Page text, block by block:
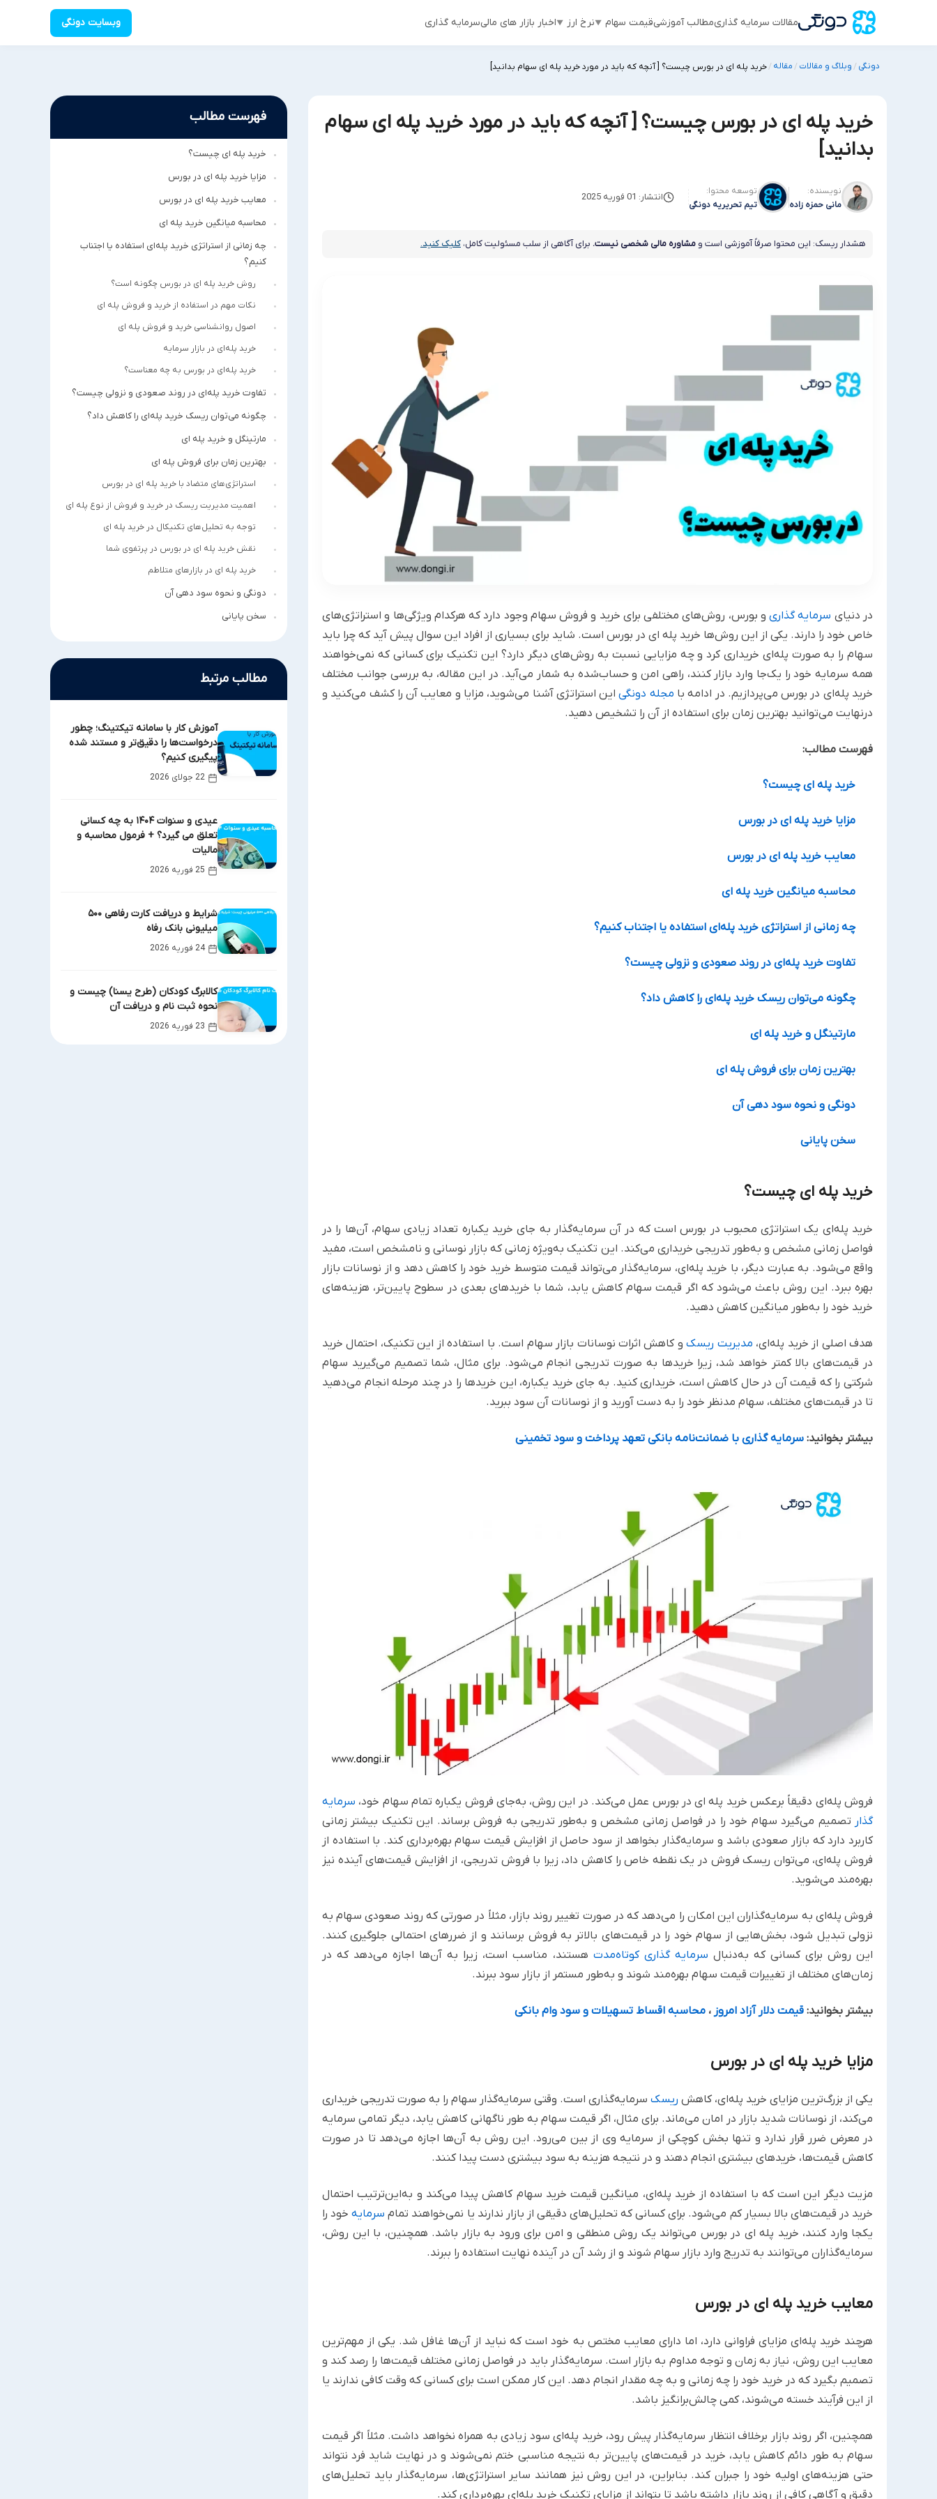
مقالات سرمایه گذاریمطالب آموزشیقیمت سهام نرخ ارز اخبار بازار های مالیسرمایه گذاری وبسایت دونگی
دونگی /وبلاگ و مقالات /مقاله /خرید پله ای در بورس چیست؟ [ آنچه که باید در مورد خرید پله ای سهام بدانید]
خرید پله ای در بورس چیست؟ [ آنچه که باید در مورد خرید پله ای سهام
بدانید]
نویسنده:
مانی حمزه زاده
توسعه محتوا:
تیم تحریریه دونگی
انتشار: 01 فوریه 2025
هشدار ریسک: این محتوا صرفاً آموزشی است و مشاوره مالی شخصی نیست. برای آگاهی از سلب مسئولیت کامل، کلیک کنید.
در دنیای سرمایه گذاریو بورس، روش‌های مختلفی برای خرید و فروش سهام وجود دارد که هرکدام ویژگی‌ها و استراتژی‌های
خاص خود را دارند. یکی از این روش‌ها خرید پله ای در بورس است. شاید برای بسیاری از افراد این سوال پیش آید که چرا باید
سهام را به صورت پله‌ای خریداری کرد و چه مزایایی نسبت به روش‌های دیگر دارد؟ این تکنیک برای کسانی که نمی‌خواهند
همه سرمایه خود را یک‌جا وارد بازار کنند، راهی امن و حساب‌شده به شمار می‌‌آيد. در این مقاله، به بررسی جوانب مختلف
خرید پله‌ای در بورس می‌پردازیم. در ادامه با مجله دونگیاین استراتژی آشنا می‌شوید، مزایا و معایب آن را کشف می‌کنید و
درنهایت می‌توانید بهترین زمان برای استفاده از آن را تشخیص دهید.
فهرست مطالب:
خرید پله ای چیست؟
مزایا خرید پله ای در بورس
معایب خرید پله ای در بورس
محاسبه میانگین خرید پله ای
چه زمانی از استراتژی خر‌ید پله‌‌ا‌ی استفاده یا اجتناب کنیم؟
تفاوت خرید پله‌ای در روند صعودی و نزولی چیست؟
چگونه می‌توان ریسک خرید پله‌ای را کاهش داد؟
مارتینگل و خرید پله ای
بهترین زمان برای فروش پله ای
دونگی و نحوه سود دهی آن
سخن پایانی
خرید پله ای چیست؟
خرید پله‌ای یک استراتژی محبوب در بورس است که در آن سرمایه‌گذار به جای خرید یکباره تعداد زیادی سهام، آن‌ها را در
فواصل زمانی مشخص و به‌طور تدریجی خریداری می‌کند. این تکنیک به‌ویژه زمانی که بازار نوسانی و نامشخص است، مفید
واقع می‌شود. به عبارت دیگر، با خرید پله‌ای، سرمایه‌گذار می‌تواند قیمت متوسط خرید خود را کاهش دهد و از نوسانات بازار
بهره ببرد. این روش باعث می‌شود که اگر قیمت سهام کاهش یابد، شما با خرید‌های بعدی در سطوح پایین‌تر، هزینه‌های
خرید خود را به‌طور میانگین کاهش دهید.
هدف اصلی از خرید پله‌ای، مدیریت ریسکو کاهش اثرات نوسانات بازار سهام است. با استفاده از این تکنیک، احتمال خرید
در قیمت‌های بالا کمتر خواهد شد، زیرا خرید‌ها به صورت تدریجی انجام می‌شود. برای مثال، شما تصمیم می‌گیرید سهام
شرکتی را که قیمت آن در حال کاهش است، خریداری کنید. به جای خرید یکباره، این خریدها را در چند مرحله انجام می‌دهید
تا در قیمت‌های مختلف، سهام مدنظر خود را به دست آورید و از نوسانات آن سود ببرید.
بیشتر بخوانید: سرمایه گذاری با ضمانت‌نامه بانکی تعهد پرداخت و سود تخمینی
فروش پله‌ای دقیقاً برعکس خرید پله ای در بورس عمل می‌کند. در این روش، به‌جای فروش یکباره تمام سهام خود، سرمایه
گذار تصمیم می‌گیرد سهام خود را در فواصل زمانی مشخص و به‌طور تدریجی به فروش برساند. این تکنیک بیشتر زمانی
کاربرد دارد که بازار صعودی باشد و سرمایه‌گذار بخواهد از سود حاصل از افزایش قیمت سهام بهره‌برداری کند. با استفاده از
فروش پله‌ای، می‌توان ریسک فروش در یک نقطه خاص را کاهش داد، زیرا با فروش تدریجی، از افزایش قیمت‌های آینده نیز
بهره‌مند می‌شوید.
فروش پله‌ای به سرمایه‌گذاران این امکان را می‌دهد که در صورت تغییر روند بازار، مثلاً در صورتی که روند صعودی سهام به
نزولی تبدیل شود، بخش‌هایی از سهام خود را در قیمت‌های بالاتر به فروش برسانند و از ضررهای احتمالی جلوگیری کنند.
این روش برای کسانی که به‌دنبال سرمایه گذاری کوتاه‌مدت هستند، مناسب است، زیرا به آن‌ها اجازه می‌دهد که در
زمان‌های مختلف از تغییرات قیمت سهام بهره‌مند شوند و به‌طور مستمر از بازار سود ببرند.
بیشتر بخوانید: قیمت دلار آزاد امروز ، محاسبه اقساط تسهیلات و سود وام بانکی
مزایا خرید پله ای در بورس
یکی از بزرگ‌ترین مزایای خرید پله‌ای، کاهش ریسک سرمایه‌گذاری است. وقتی سرمایه‌گذار سهام را به صورت تدریجی خریداری
می‌کند، از نوسانات شدید بازار در امان می‌ماند. برای مثال، اگر قیمت سهام به طور ناگهانی کاهش یابد، دیگر تمامی سرمایه
در معرض ضرر قرار ندارد و تنها بخش کوچکی از سرمایه وی از بین می‌رود. این روش به آن‌ها اجازه می‌دهد تا در صورت
کاهش قیمت‌ها، خریدهای بیشتری انجام دهند و در نتیجه هزینه به سود بیشتری دست پیدا کنند.
مزیت دیگر این است که با استفاده از خرید پله‌ای، میانگین قیمت خرید سهام کاهش پیدا می‌کند و به‌این‌ترتیب احتمال
خرید در قیمت‌های بالا بسیار کم می‌شود. برای کسانی که تحلیل‌های دقیقی از بازار ندارند یا نمی‌خواهند تمامسرمایهخود را
یکجا وارد کنند، خرید پله ای در بورس می‌تواند یک روش منطقی و امن برای ورود به بازار باشد. همچنین، با این روش،
سرمایه‌گذاران می‌توانند به تدریج وارد بازار سهام شوند و از رشد آن در آینده نهایت استفاده را ببرند.
معایب خرید پله ای در بورس
هرچند خرید پله‌ای مزایای فراوانی دارد، اما دارای معایب مختص به خود است که نباید از آن‌ها غافل شد. یکی از مهم‌ترین
معایب این روش، نیاز به زمان و توجه مداوم به بازار است. سرمایه‌گذار باید در فواصل زمانی مختلف قیمت‌ها را رصد کند و
تصمیم بگیرد که در خرید خود را چه زمانی و به چه مقدار انجام دهد. این کار ممکن است برای کسانی که وقت کافی ندارند یا
از این فرآیند خسته می‌شوند، کمی چالش‌برانگیز باشد.
همچنین، اگر روند بازار برخلاف انتظار سرمایه‌گذار پیش رود، خرید پله‌ای سود زیادی به همراه نخواهد داشت. مثلاً اگر قیمت
سهام به طور دائم کاهش یابد، خرید در قیمت‌های پایین‌تر به نتیجه مناسبی ختم نمی‌شوند و در نهایت شاید فرد نتواند
حتی هزینه‌های اولیه خود را جبران کند. بنابراین، در این روش نیز همانند سایر استراتژی‌ها، سرمایه‌گذار باید تحلیل‌های
دقیق و آگاهی کافی از روند بازار داشته باشد تا بتواند از مزایای تکنیک خرید پله‌ای بهره‌برداری کند.
فهرست مطالب
خرید پله ای چیست؟
مزایا خرید پله ای در بورس
معایب خرید پله ای در بورس
محاسبه میانگین خرید پله ای
چه زمانی از استراتژی خر‌ید پله‌‌ا‌ی استفاده یا اجتناب
کنیم؟
روش خرید پله ای در بورس چگونه است؟
نکات مهم در استفاده از خرید و فرو‌ش پله ا‌ی
اصول روانشناسی خرید و فروش پله ا‌ی
خرید پله‌ای در بازار سرمایه
خرید پله‌ای در بورس به چه معناست؟
تفاوت خرید پله‌ای در روند صعودی و نزولی چیست؟
چگونه می‌توان ریسک خرید پله‌ای را کاهش داد؟
مارتینگل و خرید پله ای
بهترین زمان برای فروش پله ای
استراتژی‌های متضاد با خرید پله ای در بورس
اهمیت مدیریت ریسک در خرید و فروش از نوع پله ای
توجه به تحلیل‌های تکنیکال در خرید پله ای
نقش خرید پله ای در بورس در پرتفوی شما
خرید پله ای در بازارهای متلاطم
دونگی و نحوه سود دهی آن
سخن پایانی
مطالب مرتبط
آموزش کار با سامانه تیکتینگ؛ چطور
درخواست‌ها را دقیق‌تر و مستند شده
پیگیری کنیم؟
22 جولای 2026
عیدی و سنوات ۱۴۰۴ به چه کسانی
تعلق می گیرد؟ + فرمول محاسبه و
مالیات
25 فوریه 2026
شرایط و دریافت کارت رفاهی ۵۰۰
میلیونی بانک رفاه
24 فوریه 2026
کالابرگ کودکان (طرح یسنا) چیست و
نحوه ثبت نام و دریافت آن
23 فوریه 2026